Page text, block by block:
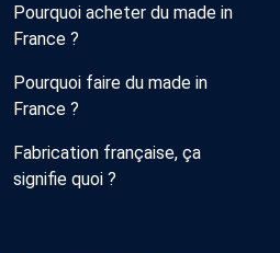
Pourquoi acheter du made in
France ?
Pourquoi faire du made in
France ?
Fabrication française, ça
signifie quoi ?